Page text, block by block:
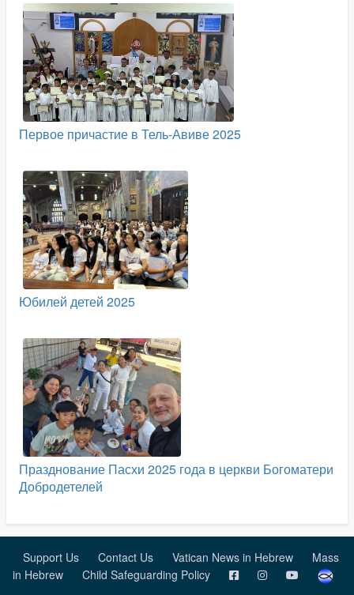
Первое причастие в Тель-Авиве 2025
Юбилей детей 2025
Празднование Пасхи 2025 года в церкви Богоматери
Добродетелей
Support Us Contact Us Vatican News in Hebrew
Mass
in Hebrew
Child Safeguarding Policy